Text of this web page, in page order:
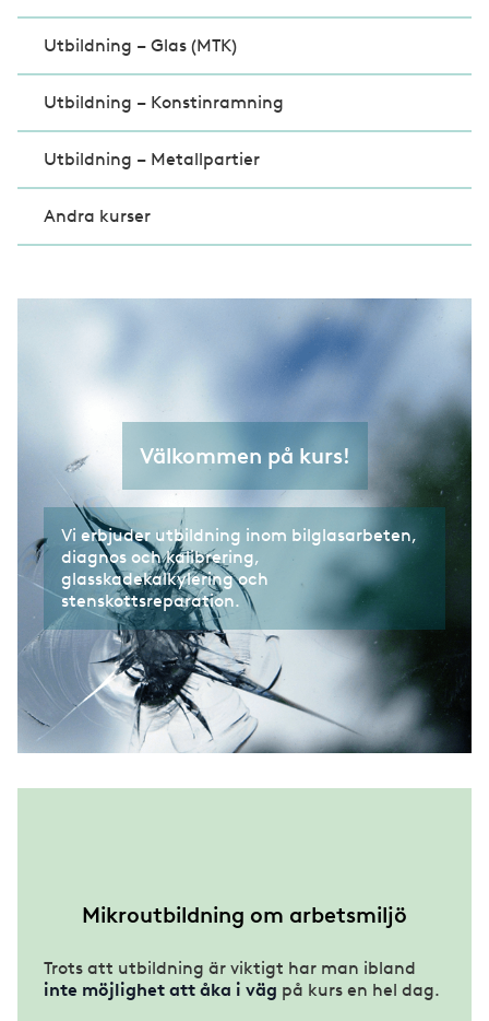
Utbildning – Glas (MTK)
Utbildning – Konstinramning
Utbildning – Metallpartier
Andra kurser
Välkommen på kurs!
Vi erbjuder utbildning inom bilglasarbeten,
diagnos och kalibrering,
glasskadekalkylering och
stenskottsreparation.
Mikroutbildning om arbetsmiljö
Trots att utbildning är viktigt har man ibland
inte möjlighet att åka i väg på kurs en hel dag.